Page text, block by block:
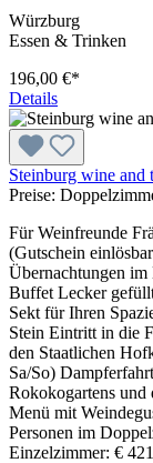
Würzburg
Essen & Trinken
196,00 €*
Details
Steinburg wine and
Preise:
Für Weinfreunde
(Gutschein
Übernachtungen
Buffet Lecker
Sekt für Ihren
Stein Eintritt in die
den Staatlichen
Sa/So)
Rokokogartens und
Menü mit
Personen im
Einzelzimmer: €